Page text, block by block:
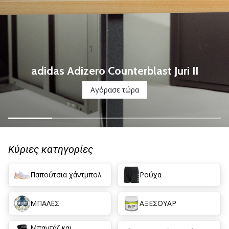
νέα
SQD
5!
Ανακάλυψε
τεχνικές
και
μάθε
αξίζει…
25. 11. 2024
adidas Adizero Counterblast Juri II
Αγόρασε τώρα
Κύριες κατηγορίες
Παπούτσια χάντμπολ Ρούχα
ΜΠΑΛΕΣ ΑΞΕΣΟΥΑΡ